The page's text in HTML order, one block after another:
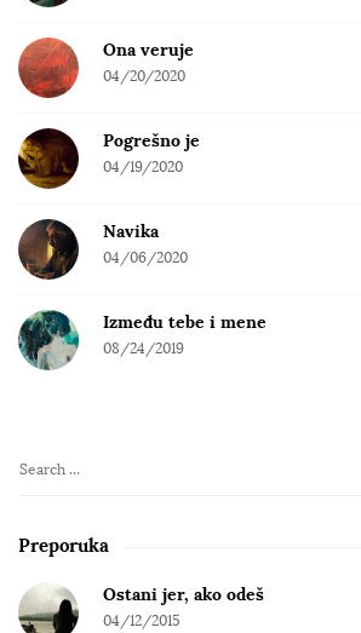
Ona veruje
04/20/2020
Pogrešno je
04/19/2020
Navika
04/06/2020
Između tebe i mene
08/24/2019
S
a
c
h
Preporuka
Ostani jer, ako odeš
04/12/2015